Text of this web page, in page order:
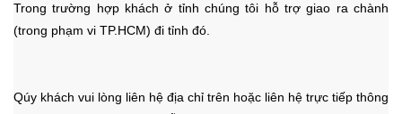
Trong trường hợp khách ở tỉnh chúng tôi hỗ trợ giao ra chành
(trong phạm vi TP.HCM) đi tỉnh đó.
Qúy khách vui lòng liên hệ địa chỉ trên hoặc liên hệ trực tiếp thông